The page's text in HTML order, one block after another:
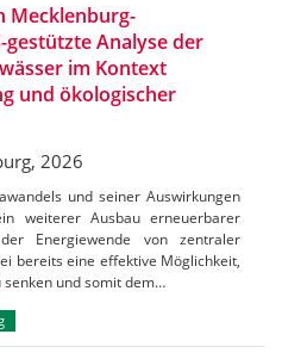
Mecklenburg-
gestützte Analyse der
im Kontext
und ökologischer
2026
und seiner Auswirkungen
weiterer Ausbau erneuerbarer
Energiewende von zentraler
bereits eine effektive Möglichkeit,
und somit dem…